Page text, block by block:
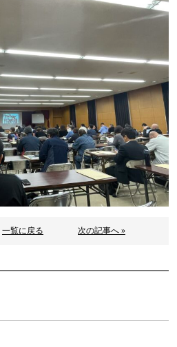
一覧に戻る 次の記事へ »